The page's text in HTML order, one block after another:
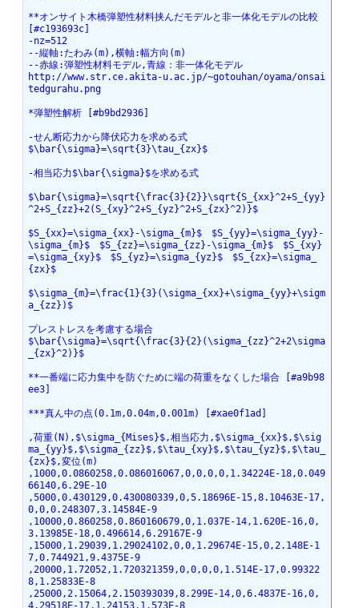
**オンサイト木橋弾塑性材料挟んだモデルと非一体化モデルの比較
[#c193693c]
-nz=512
--縦軸:たわみ(m),横軸:幅方向(m)
--赤線:弾塑性材料モデル,青線：非一体化モデル
http://www.str.ce.akita-u.ac.jp/~gotouhan/oyama/onsai
tedgurahu.png
*弾塑性解析 [#b9bd2936]
-せん断応力から降伏応力を求める式
$\bar{\sigma}=\sqrt{3}\tau_{zx}$
-相当応力$\bar{\sigma}$を求める式
$\bar{\sigma}=\sqrt{\frac{3}{2}}\sqrt{S_{xx}^2+S_{yy}
^2+S_{zz}+2(S_{xy}^2+S_{yz}^2+S_{zx}^2)}$
$S_{xx}=\sigma_{xx}-\sigma_{m}$　$S_{yy}=\sigma_{yy}-
\sigma_{m}$　$S_{zz}=\sigma_{zz}-\sigma_{m}$　$S_{xy}
=\sigma_{xy}$　$S_{yz}=\sigma_{yz}$　$S_{zx}=\sigma_
{zx}$
$\sigma_{m}=\frac{1}{3}(\sigma_{xx}+\sigma_{yy}+\sigm
a_{zz})$
プレストレスを考慮する場合
$\bar{\sigma}=\sqrt{\frac{3}{2}(\sigma_{zz}^2+2\sigma
_{zx}^2)}$
**一番端に応力集中を防ぐために端の荷重をなくした場合 [#a9b98
ee3]
***真ん中の点(0.1m,0.04m,0.001m) [#xae0f1ad]
,荷重(N),$\sigma_{Mises}$,相当応力,$\sigma_{xx}$,$\sig
ma_{yy}$,$\sigma_{zz}$,$\tau_{xy}$,$\tau_{yz}$,$\tau_
{zx}$,変位(m)
,1000,0.0860258,0.086016067,0,0,0,0,1.34224E-18,0.049
66140,6.29E-10
,5000,0.430129,0.430080339,0,5.18696E-15,8.10463E-17,
0,0,0.248307,3.14584E-9
,10000,0.860258,0.860160679,0,1.037E-14,1.620E-16,0,
3.13985E-18,0.496614,6.29167E-9
,15000,1.29039,1.29024102,0,0,1.29674E-15,0,2.148E-1
7,0.744921,9.4375E-9
,20000,1.72052,1.720321359,0,0,0,0,1.514E-17,0.99322
8,1.25833E-8
,25000,2.15064,2.150393039,8.299E-14,0,6.4837E-16,0,